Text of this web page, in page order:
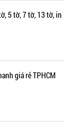
5 tờ, 7 tờ, 13 tờ, in
giá rẻ TPHCM